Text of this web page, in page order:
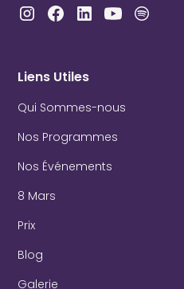
Liens Utiles
Qui Sommes-nous
Nos Programmes
Nos Événements
8 Mars
Prix
Blog
Galerie